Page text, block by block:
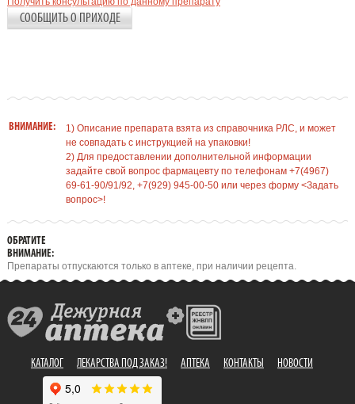
СООБЩИТЬ О ПРИХОДЕ
ВНИМАНИЕ:
1) Описание препарата взята из справочника РЛС, и может
не совпадать с инструкцией на упаковки!
2) Для предоставлении дополнительной информации
задайте свой вопрос фармацевту по телефонам +7(4967)
69-61-90/91/92, +7(929) 945-00-50 или через форму <Задать
вопрос>!
ОБРАТИТЕ
ВНИМАНИЕ:
Препараты отпускаются только в аптеке, при наличии рецепта.
КАТАЛОГ ЛЕКАРСТВА ПОД ЗАКАЗ! АПТЕКА КОНТАКТЫ НОВОСТИ